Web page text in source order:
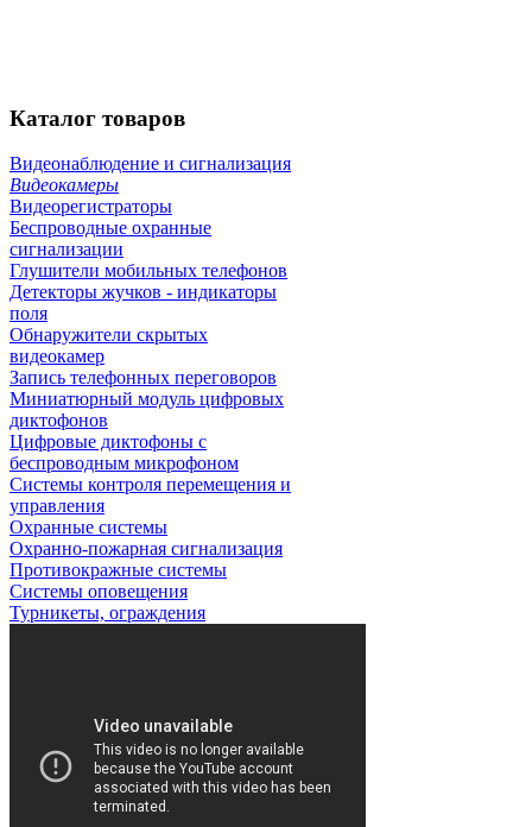
Каталог товаров
Видеонаблюдение и сигнализация
Видеокамеры
Видеорегистраторы
Беспроводные охранные
сигнализации
Глушители мобильных телефонов
Детекторы жучков - индикаторы
поля
Обнаружители скрытых
видеокамер
Запись телефонных переговоров
Миниатюрный модуль цифровых
диктофонов
Цифровые диктофоны с
беспроводным микрофоном
Системы контроля перемещения и
управления
Охранные системы
Охранно-пожарная сигнализация
Противокражные системы
Системы оповещения
Турникеты, ограждения